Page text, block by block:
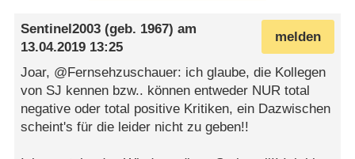
melden
Sentinel2003 (geb. 1967) am
13.04.2019 13:25
Joar, @Fernsehzuschauer: ich glaube, die Kollegen
von SJ kennen bzw.. können entweder NUR total
negative oder total positive Kritiken, ein Dazwischen
scheint's für die leider nicht zu geben!!